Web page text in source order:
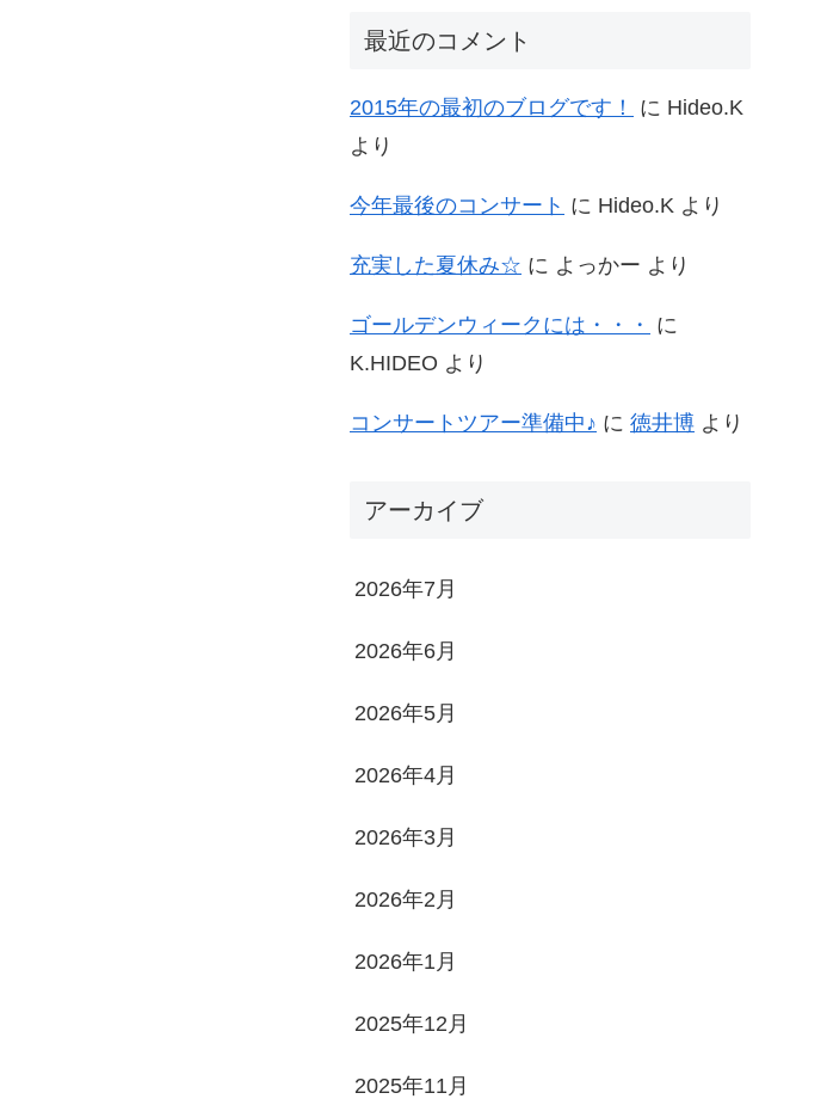
最近のコメント
2015年の最初のブログです！ に Hideo.K
より
今年最後のコンサート に Hideo.K より
充実した夏休み☆ に よっかー より
ゴールデンウィークには・・・
に
K.HIDEO より
コンサートツアー準備中♪ に 徳井博 より
アーカイブ
2026年7月
2026年6月
2026年5月
2026年4月
2026年3月
2026年2月
2026年1月
2025年12月
2025年11月